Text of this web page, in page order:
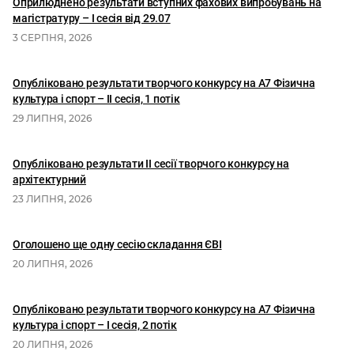
магістратуру – І сесія від 29.07
3 СЕРПНЯ, 2026
Опубліковано результати творчого конкурсу на А7 Фізична
культура і спорт – ІІ сесія, 1 потік
29 ЛИПНЯ, 2026
Опубліковано результати II сесії творчого конкурсу на
архітектурний
23 ЛИПНЯ, 2026
Оголошено ще одну сесію складання ЄВІ
20 ЛИПНЯ, 2026
Опубліковано результати творчого конкурсу на А7 Фізична
культура і спорт – І сесія, 2 потік
20 ЛИПНЯ, 2026